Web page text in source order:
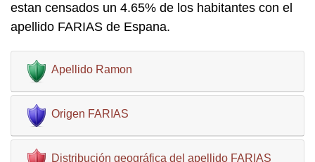
estan censados un 4.65% de los habitantes con el
apellido FARIAS de Espana.
Apellido Ramon
Origen FARIAS
Distribución geográfica del apellido FARIAS